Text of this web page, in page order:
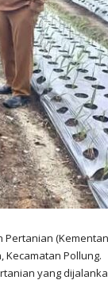
Pertanian
Kecamatan Pollung.
yang